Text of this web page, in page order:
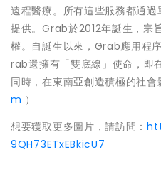
遠程醫療。所有這些服務都通
提供。Grab於2012年誕生，宗
權。自誕生以來，Grab應用程
rab還擁有「雙底線」使命，即
同時，在東南亞創造積極的社會
m ）
想要獲取更多圖片，請訪問：
9QH73ETxEBkicU7